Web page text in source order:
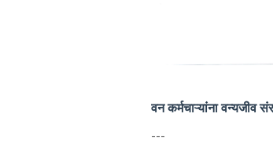
वन कर्मचाऱ्यांना वन्यजीव
---